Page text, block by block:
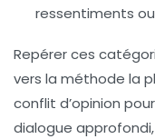
ressentiments
Repérer ces
vers la méthode la
conflit d’opinion
dialogue